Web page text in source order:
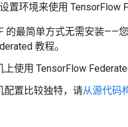
置环境来使用 TensorFlow
的最简单方式无需安装——
教程。
使用 TensorFlow
配置比较独特，请从源代码